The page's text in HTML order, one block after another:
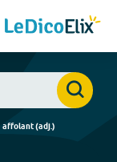
affolant(adj.)